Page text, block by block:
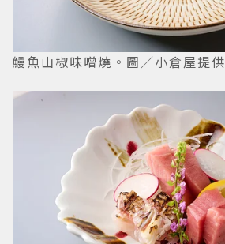
鰻魚山椒味噌燒。圖／小倉屋提供